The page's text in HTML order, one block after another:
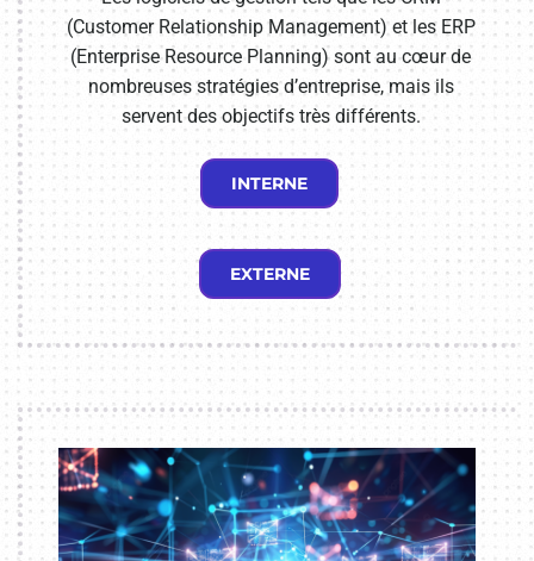
(Customer Relationship Management) et les ERP
(Enterprise Resource Planning) sont au cœur de
nombreuses stratégies d’entreprise, mais ils
servent des objectifs très différents.
INTERNE
EXTERNE